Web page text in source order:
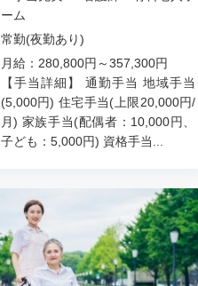
ーム
常勤(夜勤あり)
月給：280,800円～357,300円
【手当詳細】 通勤手当 地域手当
(5,000円) 住宅手当(上限20,000円/
月) 家族手当(配偶者：10,000円、
子ども：5,000円) 資格手当...